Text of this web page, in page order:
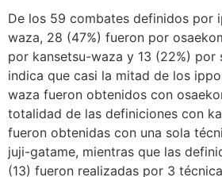
De los 59 combates definidos por
waza, 28 (47%) fueron por
por kansetsu-waza y 13 (22%) por
indica que casi la mitad de los
waza fueron obtenidos con
totalidad de las definiciones con
fueron obtenidas con una sola
juji-gatame, mientras que las
(13) fueron realizadas por 3